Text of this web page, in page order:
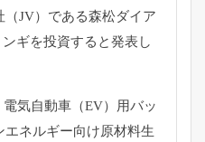
JV）である森松ダイア
ギを投資すると発表し
気自動車（EV）用バッ
ネルギー向け原材料生